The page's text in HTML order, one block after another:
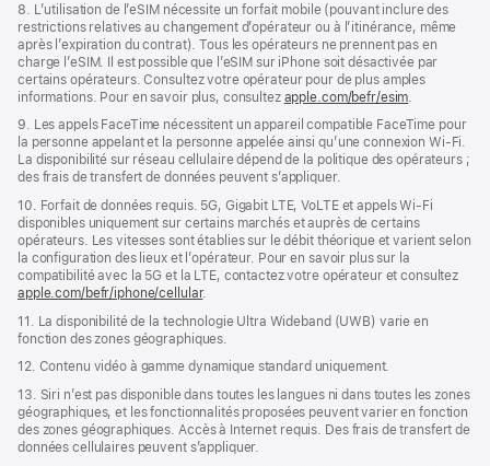
8. L’utilisation de l’eSIM nécessite un forfait mobile (pouvant inclure des
restrictions relatives au changement d’opérateur ou à l’itinérance, même
après l’expiration du contrat). Tous les opérateurs ne prennent pas en
charge l’eSIM. Il est possible que l’eSIM sur iPhone soit désactivée par
certains opérateurs. Consultez votre opérateur pour de plus amples
informations. Pour en savoir plus, consultez apple.com/befr/esim
9. Les appels FaceTime nécessitent un appareil compatible FaceTime pour
la personne appelant et la personne appelée ainsi qu’une connexion Wi‑Fi.
La disponibilité sur réseau cellulaire dépend de la politique des opérateurs ;
des frais de transfert de données peuvent s’appliquer.
10. Forfait de données requis. 5G, Gigabit LTE, VoLTE et appels Wi‑Fi
disponibles uniquement sur certains marchés et auprès de certains
opérateurs. Les vitesses sont établies sur le débit théorique et varient selon
la configuration des lieux et l’opérateur. Pour en savoir plus sur la
compatibilité avec la 5G et la LTE, contactez votre opérateur et consultez
apple.com/befr/iphone/cellular.
11. La disponibilité de la technologie Ultra Wideband (UWB) varie en
fonction des zones géographiques.
12. Contenu vidéo à gamme dynamique standard uniquement.
13. Siri n’est pas disponible dans toutes les langues ni dans toutes les zones
géographiques, et les fonctionnalités proposées peuvent varier en fonction
des zones géographiques. Accès à Internet requis. Des frais de transfert de
données cellulaires peuvent s’appliquer.